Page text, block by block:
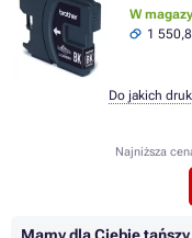
W
1
Najniższa
Do jakich
Mamy dla Ciebie tańszy